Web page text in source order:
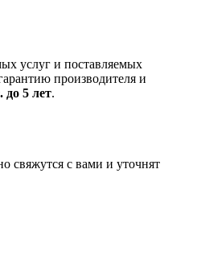
услуг и поставляемых
производителя и
до 5 лет.
свяжутся с вами и уточнят